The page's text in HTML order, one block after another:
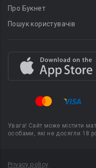
Про Букнет
Пошук користувачів
Увага! Сайт може містити
особами, які не досягли 18
Privacy policy